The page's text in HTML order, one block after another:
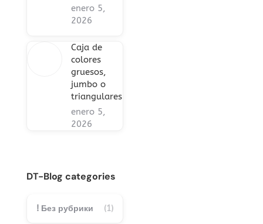
enero 5,
2026
Caja de
colores
gruesos,
jumbo o
triangulares
enero 5,
2026
DT-Blog categories
! Без рубрики (1)